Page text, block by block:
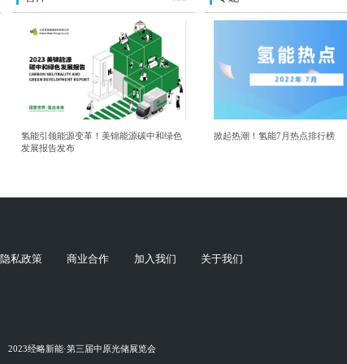
氢能引领能源变革！美锦能源碳中和绿色
发展报告发布
掀起热潮！氢能7月热点排行榜
隐私政策 商业合作 加入我们 关于我们
2023经略新能·第三届中原光储展览会